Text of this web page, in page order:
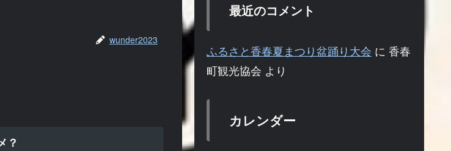
wunder2023
？
最近のコメント
ふるさと香春夏まつり盆踊り大会 に 香春
町観光協会 より
カレンダー